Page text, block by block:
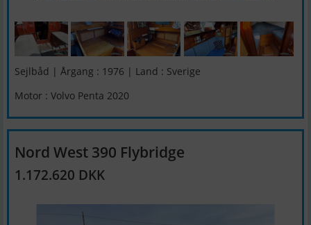
Sejlbåd | Årgang : 1976 | Land : Sverige
Motor : Volvo Penta 2020
Nord West 390 Flybridge
1.172.620 DKK